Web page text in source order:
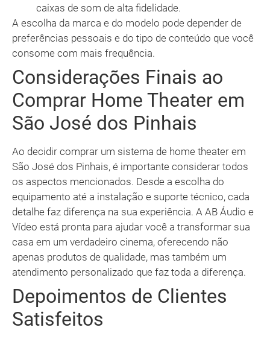
caixas de som de alta fidelidade.
A escolha da marca e do modelo pode depender de
preferências pessoais e do tipo de conteúdo que você
consome com mais frequência.
Considerações Finais ao
Comprar Home Theater em
São José dos Pinhais
Ao decidir comprar um sistema de home theater em
São José dos Pinhais, é importante considerar todos
os aspectos mencionados. Desde a escolha do
equipamento até a instalação e suporte técnico, cada
detalhe faz diferença na sua experiência. A AB Áudio e
Vídeo está pronta para ajudar você a transformar sua
casa em um verdadeiro cinema, oferecendo não
apenas produtos de qualidade, mas também um
atendimento personalizado que faz toda a diferença.
Depoimentos de Clientes
Satisfeitos